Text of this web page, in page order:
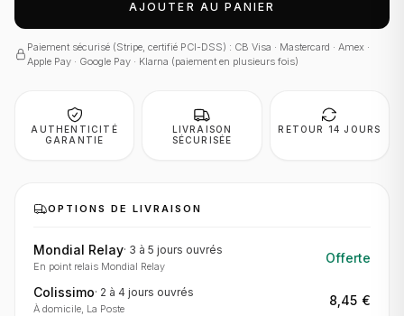
AJOUTER AU PANIER
Paiement sécurisé (Stripe, certifié PCI-DSS) : CB Visa · Mastercard · Amex ·
Apple Pay · Google Pay · Klarna (paiement en plusieurs fois)
AUTHENTICITÉ
GARANTIE
LIVRAISON
SÉCURISÉE
RETOUR 14 JOURS
OPTIONS DE LIVRAISON
Mondial Relay· 3 à 5 jours ouvrés
En point relais Mondial Relay
Offerte
Colissimo· 2 à 4 jours ouvrés
À domicile, La Poste
8,45 €